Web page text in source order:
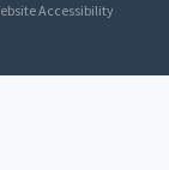
Accessibility